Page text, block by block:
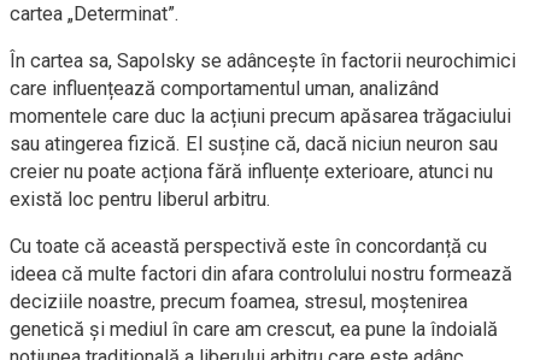
cartea „Determinat”.
În cartea sa, Sapolsky se adâncește în factorii neurochimici
care influențează comportamentul uman, analizând
momentele care duc la acțiuni precum apăsarea trăgaciului
sau atingerea fizică. El susține că, dacă niciun neuron sau
creier nu poate acționa fără influențe exterioare, atunci nu
există loc pentru liberul arbitru.
Cu toate că această perspectivă este în concordanță cu
ideea că multe factori din afara controlului nostru formează
deciziile noastre, precum foamea, stresul, moștenirea
genetică și mediul în care am crescut, ea pune la îndoială